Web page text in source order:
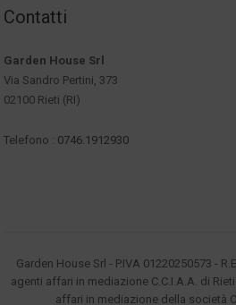
Contatti
Garden House Srl
Via Sandro Pertini, 373
02100 Rieti (RI)
Telefono : 0746.1912930
Garden House Srl - P.IVA 01220250573 -
agenti affari in mediazione C.C.I.A.A. di
affari in mediazione della società